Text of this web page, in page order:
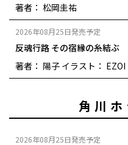
著者： 松岡圭祐
2026年08月25日発売予定
反魂行路 その宿縁の糸結ぶ
著者： 陽子 イラスト： EZOI
角川
2026年08月25日発売予定